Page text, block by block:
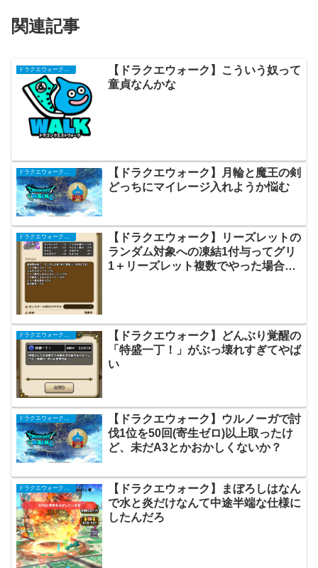
関連記事
【ドラクエウォーク】こういう奴って
童貞なんかな
【ドラクエウォーク】月輪と魔王の剣
どっちにマイレージ入れようか悩む
ドラクエウォークまとめ
【ドラクエウォーク】リーズレットの
ランダム対象への凍結1付与ってグリ
1＋リーズレット複数でやった場合凍
ドラクエウォークまとめ
【ドラクエウォーク】どんぶり覚醒の
「特盛一丁！」がぶっ壊れすぎてやば
い
ドラクエウォークまとめ
【ドラクエウォーク】ウルノーガで討
伐1位を50回(寄生ゼロ)以上取ったけ
ど、未だA3とかおかしくないか？
【ドラクエウォーク】まぼろしはなん
で水と炎だけなんて中途半端な仕様に
したんだろ